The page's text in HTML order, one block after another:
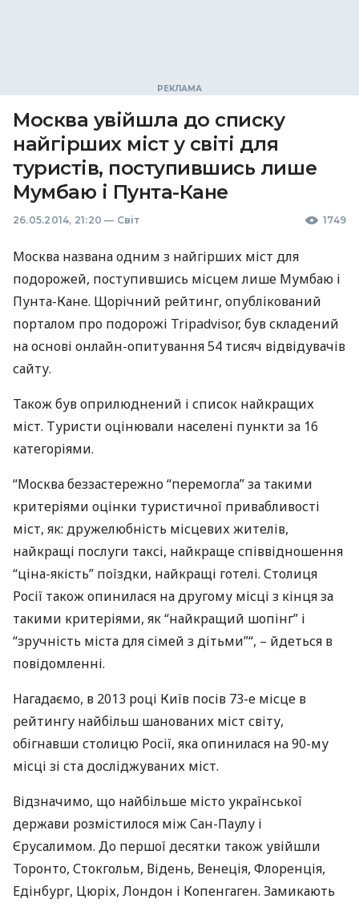
Москва увійшла до списку
найгірших міст у світі для
туристів, поступившись лише
Мумбаю і Пунта-Кане
26.05.2014, 21:20 — Світ 1749
Москва названа одним з найгірших міст для
подорожей, поступившись місцем лише Мумбаю і
Пунта-Кане. Щорічний рейтинг, опублікований
порталом про подорожі Tripadvisor, був складений
на основі онлайн-опитування 54 тисяч відвідувачів
сайту.
Також був оприлюднений і список найкращих
міст. Туристи оцінювали населені пункти за 16
категоріями.
“Москва беззастережно “перемогла” за такими
критеріями оцінки туристичної привабливості
міст, як: дружелюбність місцевих жителів,
найкращі послуги таксі, найкраще співвідношення
“ціна-якість” поїздки, найкращі готелі. Столиця
Росії також опинилася на другому місці з кінця за
такими критеріями, як “найкращий шопінг” і
“зручність міста для сімей з дітьми”“, – йдеться в
повідомленні.
Нагадаємо, в 2013 році Київ посів 73-е місце в
рейтингу найбільш шанованих міст світу,
обігнавши столицю Росії, яка опинилася на 90-му
місці зі ста досліджуваних міст.
Відзначимо, що найбільше місто української
держави розмістилося між Сан-Паулу і
Єрусалимом. До першої десятки також увійшли
Торонто, Стокгольм, Відень, Венеція, Флоренція,
Едінбург, Цюріх, Лондон і Копенгаген. Замикають